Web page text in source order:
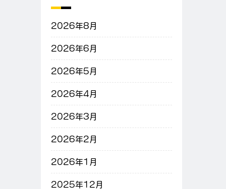
2026年8月
2026年6月
2026年5月
2026年4月
2026年3月
2026年2月
2026年1月
2025年12月